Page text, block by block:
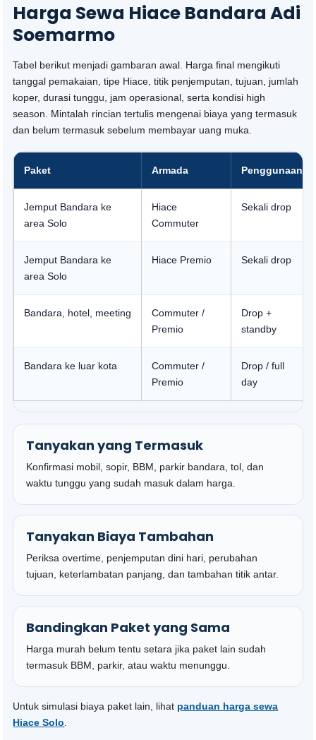
Harga Sewa Hiace Bandara Adi
Soemarmo
Tabel berikut menjadi gambaran awal. Harga final mengikuti
tanggal pemakaian, tipe Hiace, titik penjemputan, tujuan, jumlah
koper, durasi tunggu, jam operasional, serta kondisi high
season. Mintalah rincian tertulis mengenai biaya yang termasuk
dan belum termasuk sebelum membayar uang muka.
Paket Armada Penggunaan
Jemput Bandara ke
area Solo
Hiace
Commuter
Sekali drop
Jemput Bandara ke
area Solo
Hiace Premio Sekali drop
Bandara, hotel, meeting
Commuter /
Premio
Drop +
standby
Bandara ke luar kota
Commuter /
Premio
Drop / full
day
Tanyakan yang Termasuk
Konfirmasi mobil, sopir, BBM, parkir bandara, tol, dan
waktu tunggu yang sudah masuk dalam harga.
Tanyakan Biaya Tambahan
Periksa overtime, penjemputan dini hari, perubahan
tujuan, keterlambatan panjang, dan tambahan titik antar.
Bandingkan Paket yang Sama
Harga murah belum tentu setara jika paket lain sudah
termasuk BBM, parkir, atau waktu menunggu.
Untuk simulasi biaya paket lain, lihat panduan harga sewa
Hiace Solo